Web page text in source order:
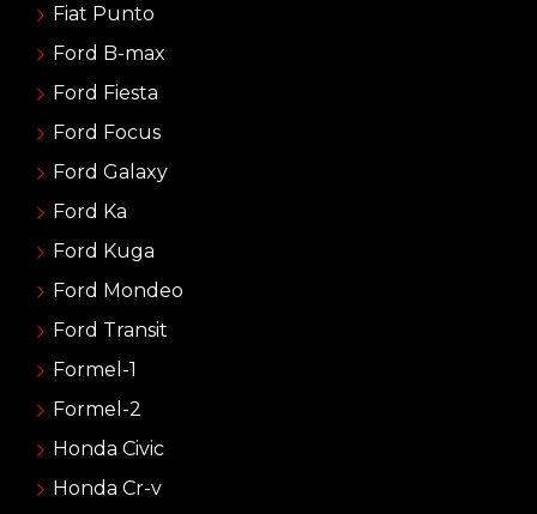
Fiat Punto
Ford B-max
Ford Fiesta
Ford Focus
Ford Galaxy
Ford Ka
Ford Kuga
Ford Mondeo
Ford Transit
Formel-1
Formel-2
Honda Civic
Honda Cr-v